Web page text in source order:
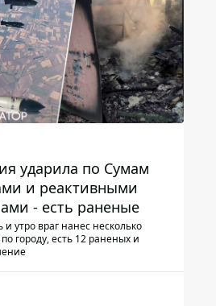
ударила по Сумам
и реактивными
- есть раненые
и утро враг нанес несколько
городу, есть 12 раненых и